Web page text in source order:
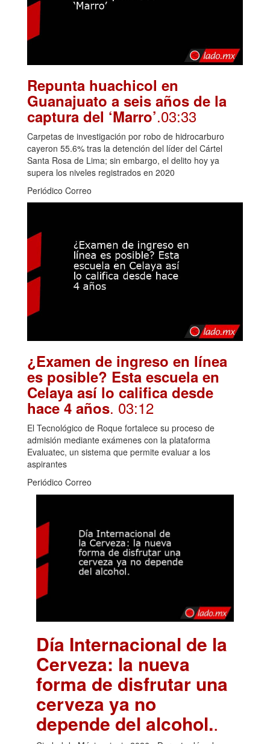
Repunta huachicol en
Guanajuato a seis años de la
captura del ‘Marro’.03:33
Carpetas de investigación por robo de hidrocarburo
cayeron 55.6% tras la detención del líder del Cártel
Santa Rosa de Lima; sin embargo, el delito hoy ya
supera los niveles registrados en 2020
Periódico Correo
¿Examen de ingreso en línea
es posible? Esta escuela en
Celaya así lo califica desde
hace 4 años. 03:12
El Tecnológico de Roque fortalece su proceso de
admisión mediante exámenes con la plataforma
Evaluatec, un sistema que permite evaluar a los
aspirantes
Periódico Correo
Día Internacional de la
Cerveza: la nueva
forma de disfrutar una
cerveza ya no
depende del alcohol..